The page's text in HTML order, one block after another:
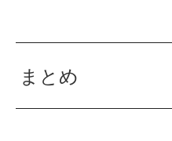
まとめ